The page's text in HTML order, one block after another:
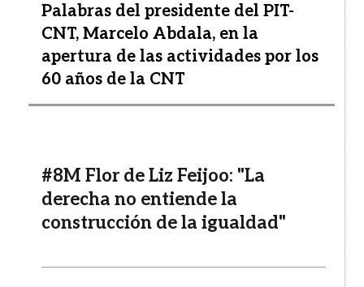
Palabras del presidente del PIT-
CNT, Marcelo Abdala, en la
apertura de las actividades por los
60 años de la CNT
#8M Flor de Liz Feijoo: "La
derecha no entiende la
construcción de la igualdad"